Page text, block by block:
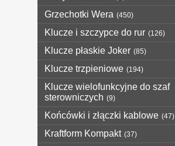
Grzechotki Wera (450)
Klucze i szczypce do rur (126)
Klucze płaskie Joker (85)
Klucze trzpieniowe (194)
Klucze wielofunkcyjne do szaf
sterowniczych (9)
Końcówki i złączki kablowe (47)
Kraftform Kompakt (37)